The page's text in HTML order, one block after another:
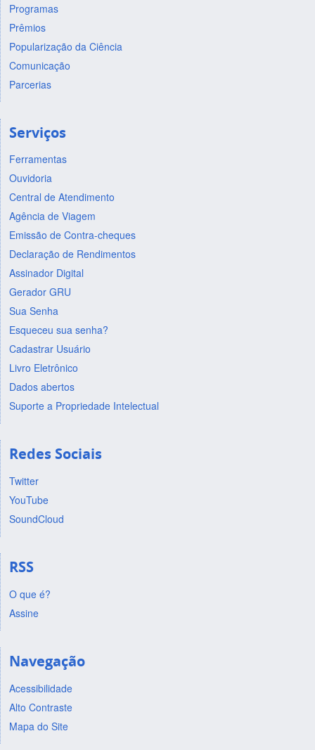
Programas
Prêmios
Popularização da Ciência
Comunicação
Parcerias
Serviços
Ferramentas
Ouvidoria
Central de Atendimento
Agência de Viagem
Emissão de Contra-cheques
Declaração de Rendimentos
Assinador Digital
Gerador GRU
Sua Senha
Esqueceu sua senha?
Cadastrar Usuário
Livro Eletrônico
Dados abertos
Suporte a Propriedade Intelectual
Redes Sociais
Twitter
YouTube
SoundCloud
RSS
O que é?
Assine
Navegação
Acessibilidade
Alto Contraste
Mapa do Site